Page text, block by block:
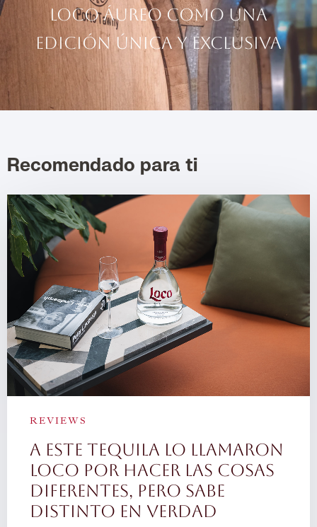
Loco Áureo como una
edición única y exclusiva
Recomendado para ti
REVIEWS
A ESTE TEQUILA LO LLAMARON
LOCO POR HACER LAS COSAS
DIFERENTES, PERO SABE
DISTINTO EN VERDAD